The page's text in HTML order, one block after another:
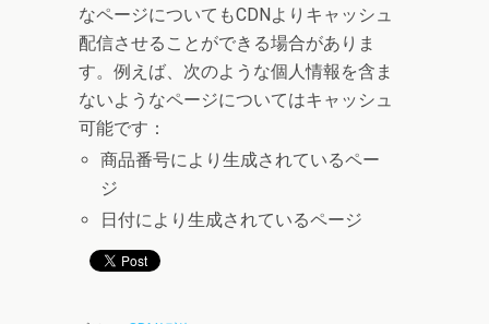
なページについてもCDNよりキャッシュ
配信させることができる場合がありま
す。例えば、次のような個人情報を含ま
ないようなページについてはキャッシュ
可能です：
商品番号により生成されているペー
ジ
日付により生成されているページ